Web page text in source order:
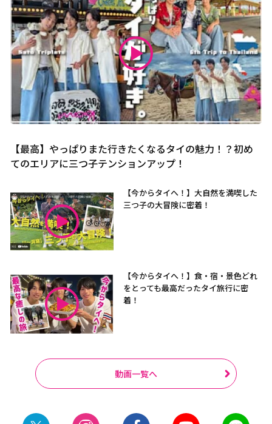
【最高】やっぱりまた行きたくなるタイの魅力！？初め
てのエリアに三つ子テンションアップ！
【今からタイへ！】大自然を満喫した
三つ子の大冒険に密着！
【今からタイへ！】食・宿・景色どれ
をとっても最高だったタイ旅行に密
着！
動画一覧へ